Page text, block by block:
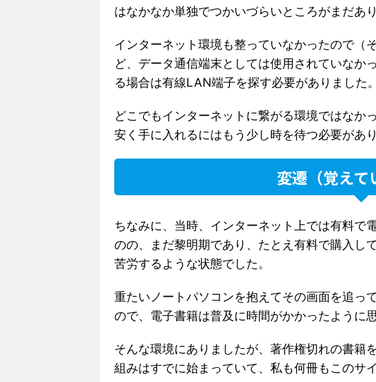
はなかなか単独でつかいづらいところがまだあり
インターネット環境も整っていなかったので（
ど、データ通信端末としては使用されていなか
る場合は有線LAN端子を探す必要がありました。
どこでもインターネットに繋がる環境ではなか
安く手に入れるにはもう少し時を待つ必要があり
変遷（覚えて
ちなみに、当時、インターネット上では有料で
のの、まだ黎明期であり、たとえ有料で購入し
苦労するような状態でした。
重たいノートパソコンを抱えてその画面を追っ
ので、電子書籍は普及に時間がかかったように思
そんな環境にありましたが、著作権切れの書籍
組みはすでに始まっていて、私も何冊もこのサ